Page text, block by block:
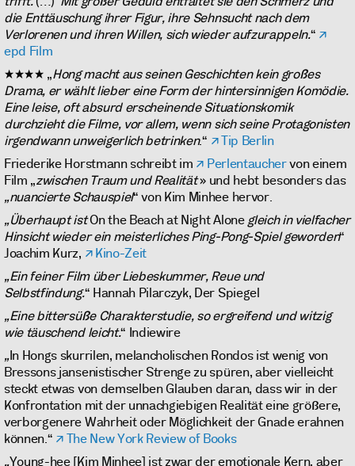
die Enttäuschung ihrer Figur, ihre Sehnsucht nach dem
Verlorenen und ihren Willen, sich wieder aufzurappeln.“
epd Film
★★★★ „Hong macht aus seinen Geschichten kein ­großes
Drama, er wählt lieber eine Form der hintersinnigen Komödie.
Eine leise, oft absurd erscheinende Situationskomik
durchzieht die Filme, vor allem, wenn sich seine Protagonisten
irgendwann unweigerlich betrinken.“
Tip Berlin
Friederike Horstmann schreibt im
Perlentauchervon einem
Film „zwischen Traum und Realität» und hebt besonders das
„nuancierte Schauspiel“ von Kim Minhee hervor.
„Überhaupt istOn the Beach at Night Alonegleich in vielfacher
Hinsicht wieder ein meisterliches Ping-Pong-Spiel geworden“
Joachim Kurz,
Kino-Zeit
„Ein feiner Film über Liebeskummer, Reue und
Selbstfindung.“ Hannah Pilarczyk, Der Spiegel
„Eine bittersüße Charakterstudie, so ergreifend und witzig
wie täuschend leicht.“ Indiewire
„In Hongs skurrilen, melancholischen Rondos ist wenig von
Bressons jansenistischer Strenge zu spüren, aber vielleicht
steckt etwas von demselben Glauben daran, dass wir in der
Konfrontation mit der unnachgiebigen Realität eine größere,
verborgenere Wahrheit oder Möglichkeit der Gnade erahnen
können.“
The New York Review of Books
„Young-hee [Kim Minhee] ist zwar der emotionale Kern, aber